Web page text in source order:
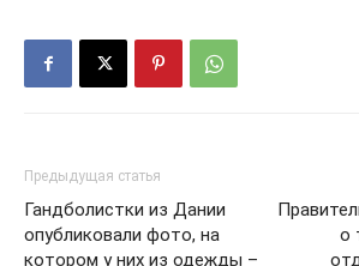
Предыдущая статья
Гандболистки из Дании
опубликовали фото, на
котором у них из одежды –
о